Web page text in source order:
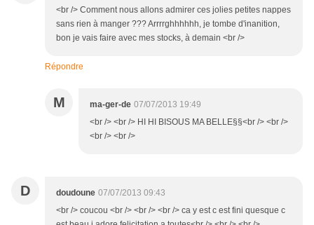
<br /> Comment nous allons admirer ces jolies petites nappes
sans rien à manger ??? Arrrrghhhhhh, je tombe d'inanition,
bon je vais faire avec mes stocks, à demain <br />
Répondre
M ma-ger-de 07/07/2013 19:49
<br /> <br /> HI HI BISOUS MA BELLE§§<br /> <br />
<br /> <br />
D doudoune 07/07/2013 09:43
<br /> coucou <br /> <br /> <br /> ca y est c est fini quesque c